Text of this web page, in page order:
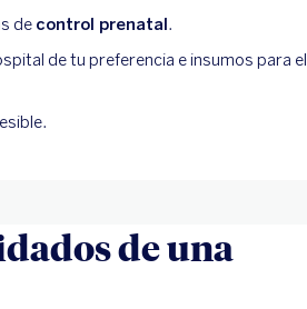
de control prenatal.
de tu preferencia e insumos para el
de una